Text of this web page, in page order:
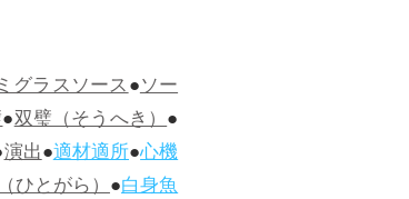
グラスソース●ソー
●双璧（そうへき）●
演出●適材適所●心機
ひとがら）●白身魚